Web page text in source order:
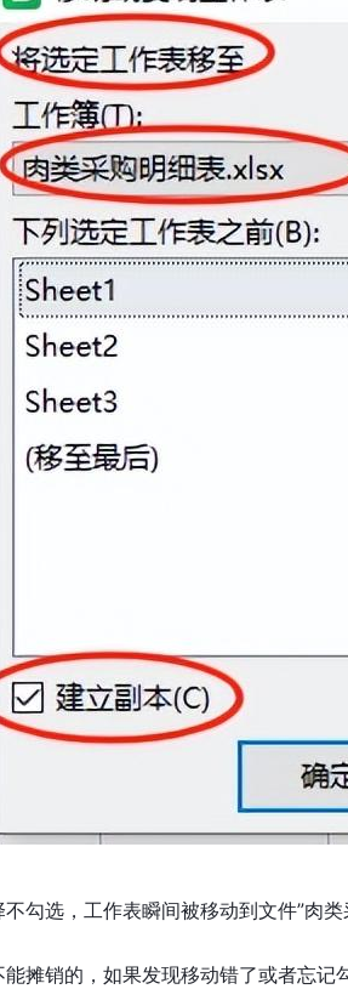
勾选，工作表瞬间被移动到文件”肉类
摊销的，如果发现移动错了或者忘记